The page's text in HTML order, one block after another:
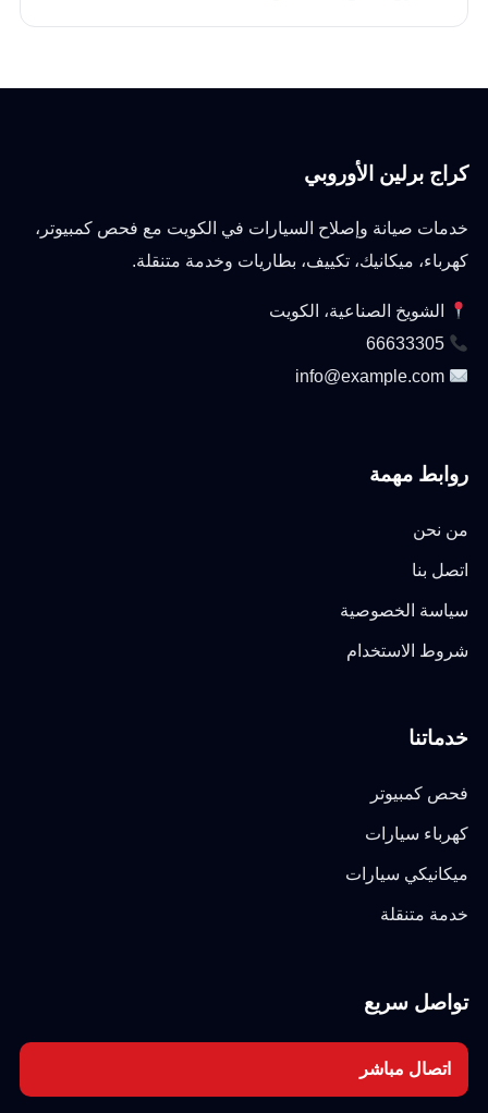
كراج برلين الأوروبي
خدمات صيانة وإصلاح السيارات في الكويت مع فحص كمبيوتر،
كهرباء، ميكانيك، تكييف، بطاريات وخدمة متنقلة.
الشويخ الصناعية، الكويت
66633305
info@example.com
روابط مهمة
من نحن
اتصل بنا
سياسة الخصوصية
شروط الاستخدام
خدماتنا
فحص كمبيوتر
كهرباء سيارات
ميكانيكي سيارات
خدمة متنقلة
تواصل سريع
اتصال مباشر